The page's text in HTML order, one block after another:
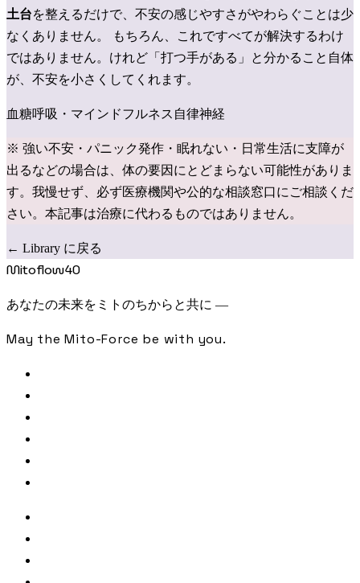
土台を整えるだけで、不安の感じやすさがやわらぐことは少
なくありません。
もちろん、これですべてが解決するわけ
ではありません。けれど「打つ手がある」と分かること自体
が、不安を小さくしてくれます。
血糖呼吸・マインドフルネス 自律神経
※ 強い不安・パニック発作・眠れない・日常生活に支障が
出るなどの場合は、体の要因にとどまらない可能性がありま
す。我慢せず、必ず医療機関や公的な相談窓口にご相談くだ
さい。本記事は治療に代わるものではありません。
← Library に戻る
Mitoflow40
あなたの未来をミトのちからと共に —
May the Mito-Force be with you.